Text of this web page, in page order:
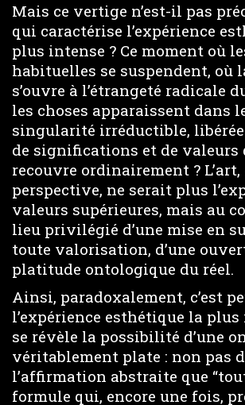
Mais ce vertige n’est-il pas
qui caractérise l’expérience
plus intense ? Ce moment où
habituelles se suspendent, où
s’ouvre à l’étrangeté radicale
les choses apparaissent dans
singularité irréductible,
de significations et de valeurs
recouvre ordinairement ?
perspective, ne serait plus
valeurs supérieures, mais au
lieu privilégié d’une mise en
toute valorisation, d’une
platitude ontologique du réel.
Ainsi, paradoxalement, c’est
l’expérience esthétique la
se révèle la possibilité d’une
véritablement plate : non pas
l’affirmation abstraite que
formule qui, encore une fois,